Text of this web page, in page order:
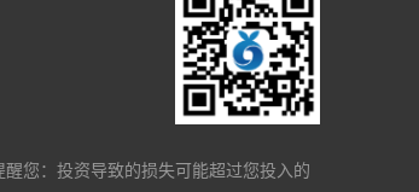
您：投资导致的损失可能超过您投入的